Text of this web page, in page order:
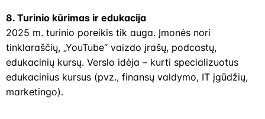
8. Turinio kūrimas ir edukacija
2025 m. turinio poreikis tik auga. Įmonės nori
tinklaraščių, „YouTube“ vaizdo įrašų, podcastų,
edukacinių kursų. Verslo idėja – kurti specializuotus
edukacinius kursus (pvz., finansų valdymo, IT įgūdžių,
marketingo).